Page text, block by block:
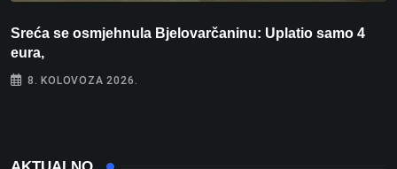
Sreća se osmjehnula Bjelovarčaninu: Uplatio samo 4
eura,
8. KOLOVOZA 2026.